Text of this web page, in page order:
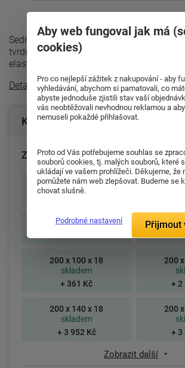
Sedmizónová partnerská matrace Alice s
tvrdosti. Matrace je složena ze dvou
elastických pěn MediFoam (28 a 30 ...
Detailní popis
Konfigurace produktu
Zvolte rozměr matrace (cm):
195 x 80 x 18
skladem
195
200 x 80 x 18
200
200 x 100 x 18
skladem
+ 361 Kč
200
+ 2
200 x 140 x 18
skladem
+ 3 952 Kč
200
+ 3
Zobrazit další
Aby web fungoval jak má
cookies)
Pro co nejlepší zážitek z nakupování - aby
vyhledávání, abychom si pamatovali, co
abyste jednoduše zjistili stav vaší
vás neobtěžovali nevhodnou reklamou a
nemuseli pokaždé přihlašovat.
Proto od Vás potřebujeme souhlas se
souborů cookies, tj. malých souborů, které
ukládají ve vašem prohlížeči. Děkujeme, že
pomůžete nám web zlepšovat. Budeme se
chovat slušně.
Podrobné nastavení Přijmout